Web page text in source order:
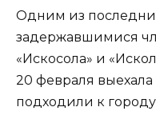
Одним из
задержавшимися
«Искосола» и
20 февраля
подходили к